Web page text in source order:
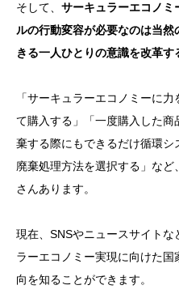
そして、 サーキュラーエコノミ
ルの行動変容が必要なのは当
きる一人ひとりの意識を改革す
「サーキュラーエコノミーに
て購入する」「一度購入した
棄する際にもできるだけ循環
廃棄処理方法を選択する」など
さんあります。
現在、SNSやニュースサイト
ラーエコノミー実現に向けた
向を知ることができます。